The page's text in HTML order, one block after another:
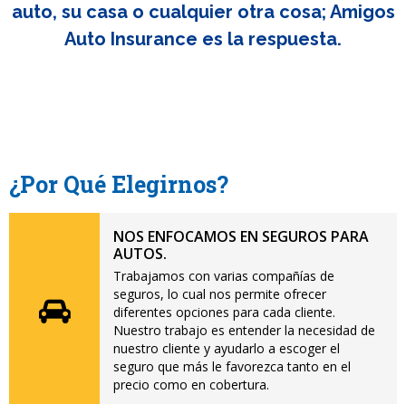
auto, su casa o cualquier otra cosa; Amigos
Auto Insurance es la respuesta.
¿Por Qué Elegirnos?
NOS ENFOCAMOS EN SEGUROS PARA
AUTOS.
Trabajamos con varias compañías de
seguros, lo cual nos permite ofrecer
diferentes opciones para cada cliente.
Nuestro trabajo es entender la necesidad de
nuestro cliente y ayudarlo a escoger el
seguro que más le favorezca tanto en el
precio como en cobertura.